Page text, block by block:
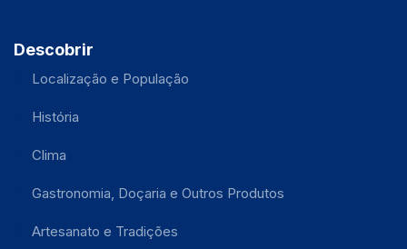
Descobrir
Localização e População
História
Clima
Gastronomia, Doçaria e Outros Produtos
Artesanato e Tradições